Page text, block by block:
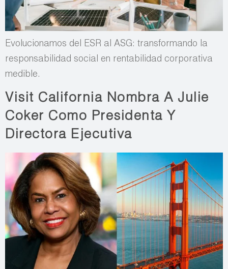
Evolucionamos del ESR al ASG: transformando la
responsabilidad social en rentabilidad corporativa
medible.
Visit California Nombra A Julie
Coker Como Presidenta Y
Directora Ejecutiva